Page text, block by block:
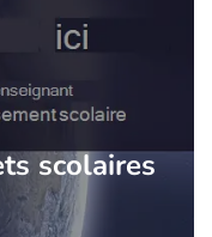
scolaires